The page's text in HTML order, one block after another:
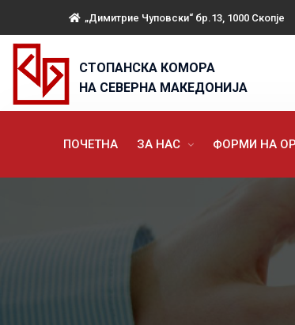
„Димитрие Чуповски“ бр.13, 1000 Скопје
СТОПАНСКА КОМОРА
НА СЕВЕРНА МАКЕДОНИЈА
ПОЧЕТНА ЗА НАС ФОРМИ НА